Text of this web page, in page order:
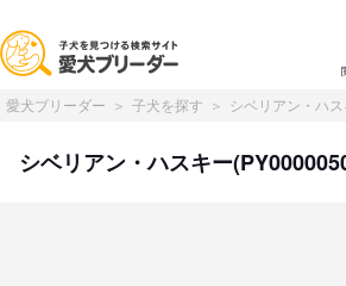
愛犬ブリーダー 子犬を探す シベリアン・ハ
シベリアン・ハスキー